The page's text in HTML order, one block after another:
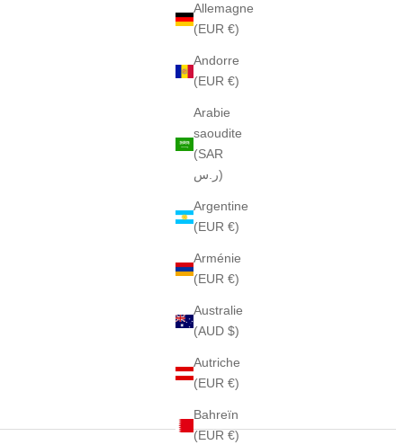
Allemagne
(EUR €)
Andorre
(EUR €)
Arabie
saoudite
(SAR
ر.س)
Argentine
(EUR €)
Arménie
(EUR €)
Australie
(AUD $)
Autriche
(EUR €)
Bahreïn
(EUR €)